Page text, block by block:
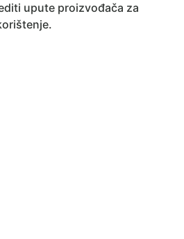
upute proizvođača za